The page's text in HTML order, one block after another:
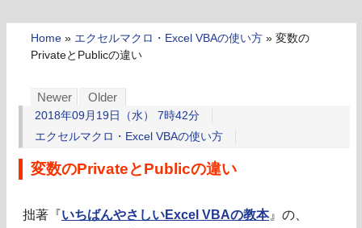
Home » エクセルマクロ・Excel VBAの使い方 » 変数の
PrivateとPublicの違い
Newer Older
2018年09月19日（水） 7時42分
エクセルマクロ・Excel VBAの使い方
変数のPrivateとPublicの違い
拙著『いちばんやさしいExcel VBAの教本』の、